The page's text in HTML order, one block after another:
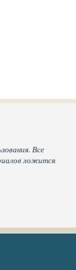
Все
ложится